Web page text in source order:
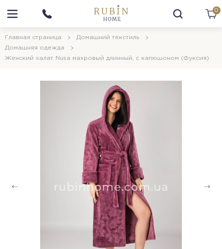
0
Главная страница
Домашний текстиль
Домашняя одежда
Женский халат Nusa махровый длинный, с капюшоном (Фуксия)